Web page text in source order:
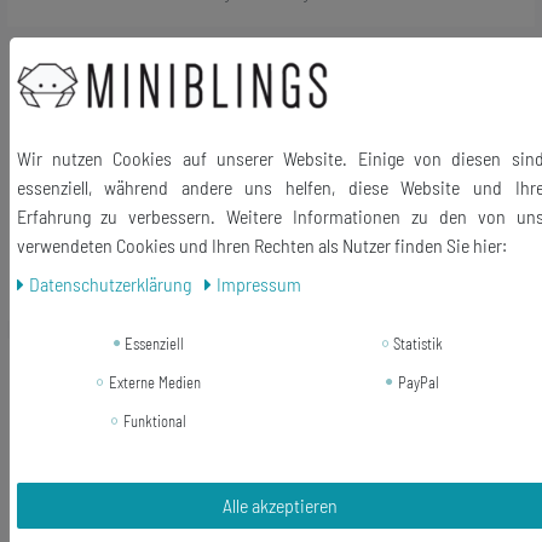
-46%
Schweißband Pulswärmer mit
Reißverschluss Eichhörnchen
13,99 €
7,55 € *
In den Warenkorb
* inkl. ges. MwSt.zzgl.
Reißverschluss Eichhörnchen
Miniblings Katze Tier weiß
7,55 € *
Wir nutzen Cookies auf unserer Website. Einige von diesen
essenziell, während andere uns helfen, diese Website und
Erfahrung zu verbessern. Weitere Informationen zu den von
verwendeten Cookies und Ihren Rechten als Nutzer finden Sie hier:
Daten­schutz­erklärung
Impressum
Essenziell
Statistik
Externe Medien
PayPal
Funktional
Alle akzeptieren